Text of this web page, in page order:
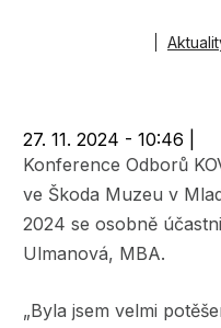
Drobečková
27. 11. 2024 - 10:46
Konference Odborů
ve Škoda Muzeu v
2024 se osobně
Ulmanová, MBA.
„Byla jsem velmi